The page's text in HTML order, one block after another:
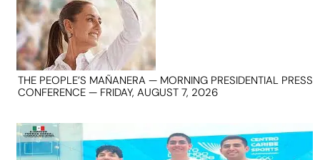
THE PEOPLE’S MAÑANERA — MORNING PRESIDENTIAL PRESS
CONFERENCE — FRIDAY, AUGUST 7, 2026